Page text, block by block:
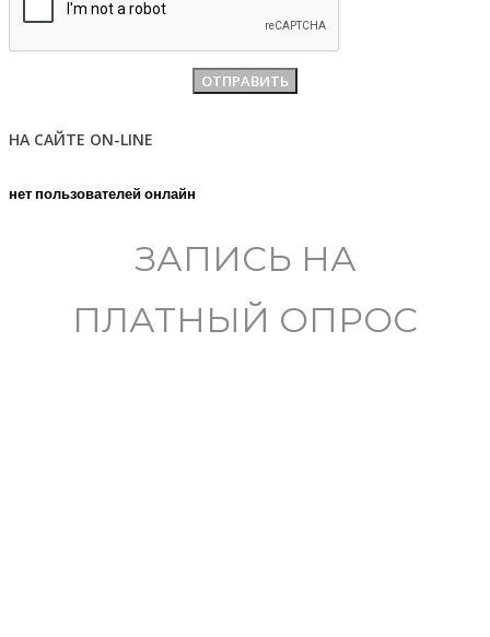
НА САЙТЕ ON-LINE
нет пользователей онлайн
ЗАПИСЬ НА
ПЛАТНЫЙ ОПРОС